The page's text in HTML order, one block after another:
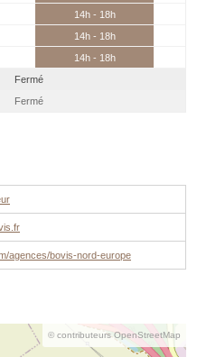
14h - 18h
14h - 18h
14h - 18h
Fermé
Fermé
agences/bovis-nord-europe
© contributeurs OpenStreetMap